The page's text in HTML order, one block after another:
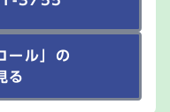
ール」の
る